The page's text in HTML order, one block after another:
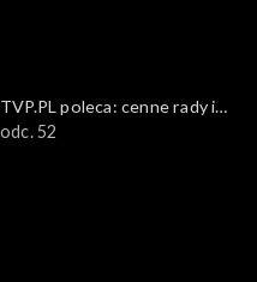
TVP.PL poleca: cenne rady i
ciekawostki
odc. 52